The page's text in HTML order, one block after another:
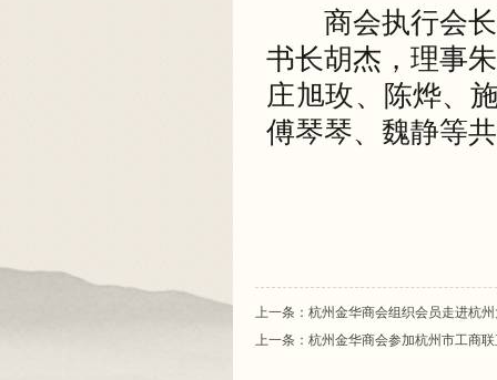
商会执行会
书长胡杰，理事
庄旭玫、 陈烨、
傅琴琴、魏静等
上一条：杭州金华商会组织会员走进杭
上一条：杭州金华商会参加杭州市工商